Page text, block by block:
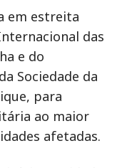
em estreita
das
e do
Sociedade da
para
ao maior
afetadas.